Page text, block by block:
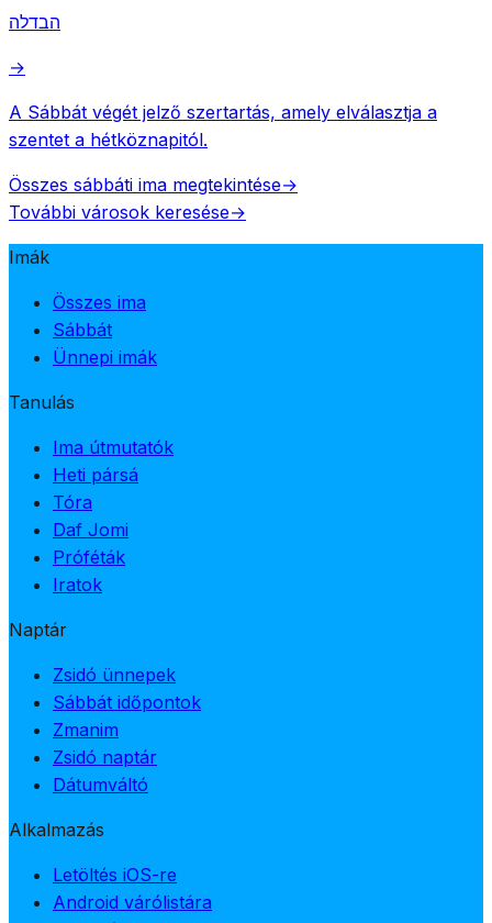
הבדלה
→
A Sábbát végét jelző szertartás, amely elválasztja a
szentet a hétköznapitól.
Összes sábbáti ima megtekintése→
További városok keresése→
Imák
Összes ima
Sábbát
Ünnepi imák
Tanulás
Ima útmutatók
Heti pársá
Tóra
Daf Jomi
Próféták
Iratok
Naptár
Zsidó ünnepek
Sábbát időpontok
Zmanim
Zsidó naptár
Dátumváltó
Alkalmazás
Letöltés iOS-re
Android várólistára